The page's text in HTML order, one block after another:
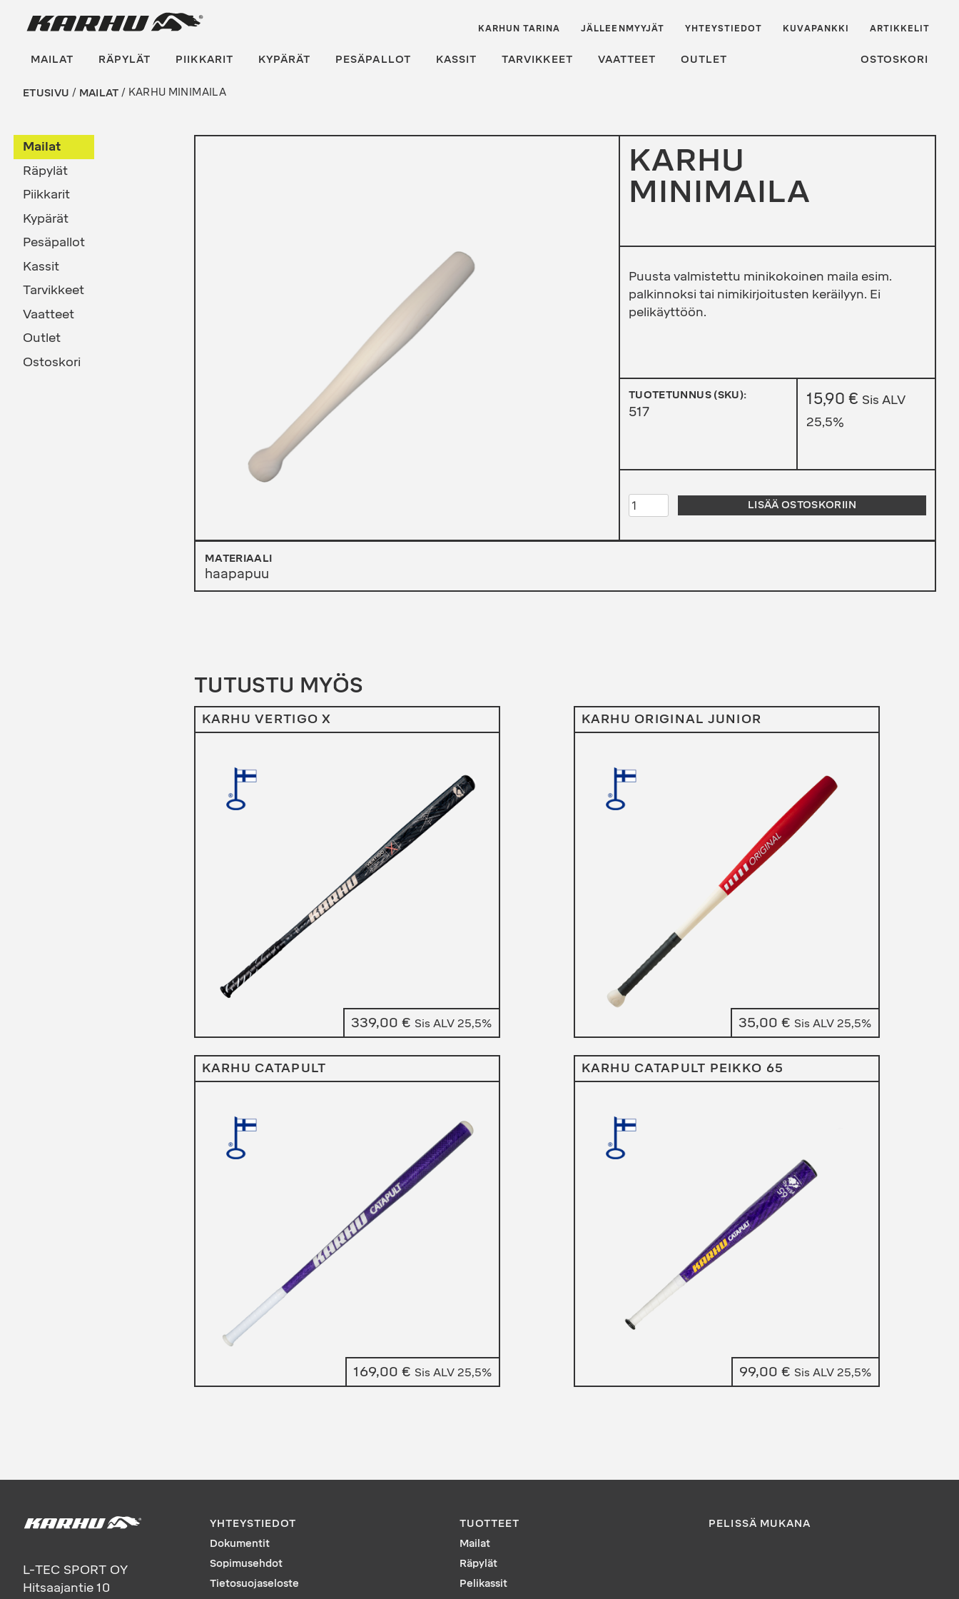
sisältöönKarhu Pesis
MAILAT RÄPYLÄT PIIKKARIT KYPÄRÄT PESÄPALLOT KASSIT TARVIKKEET VAATTEET OUTLET OSTOSKORI
KARHUN TARINA JÄLLEENMYYJÄT YHTEYSTIEDOT KUVAPANKKI ARTIKKELIT
ETUSIVU / MAILAT / KARHU MINIMAILA
Mailat
Räpylät
Piikkarit
Kypärät
Pesäpallot
Kassit
Tarvikkeet
Vaatteet
Outlet
Ostoskori
KARHU
MINIMAILA
Puusta valmistettu minikokoinen maila esim.
palkinnoksi tai nimikirjoitusten keräilyyn. Ei
pelikäyttöön.
TUOTETUNNUS (SKU):
517
15,90 € Sis ALV
25,5%
KARHU
MINIMAILA
LISÄÄ OSTOSKORIIN
MATERIAALI
haapapuu
TUTUSTU MYÖS
KARHU VERTIGO X
339,00€ Sis ALV 25,5%
KARHU ORIGINAL JUNIOR
35,00€ Sis ALV 25,5%
KARHU CATAPULT
169,00€ Sis ALV 25,5%
KARHU CATAPULT PEIKKO 65
99,00€ Sis ALV 25,5%
L-TEC SPORT OY
Hitsaajantie 10
YHTEYSTIEDOT
Dokumentit
Sopimusehdot
Tietosuojaseloste
TUOTTEET
Mailat
Räpylät
Pelikassit
PELISSÄ MUKANA